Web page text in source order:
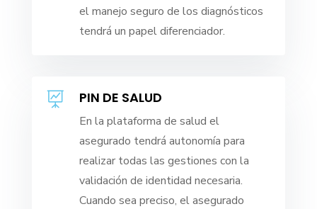
el manejo seguro de los diagnósticos
tendrá un papel diferenciador.
 PIN DE SALUD
En la plataforma de salud el
asegurado tendrá autonomía para
realizar todas las gestiones con la
validación de identidad necesaria.
Cuando sea preciso, el asegurado